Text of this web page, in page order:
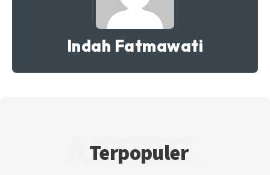
Indah Fatmawati
Terpopuler
ARTIKEL